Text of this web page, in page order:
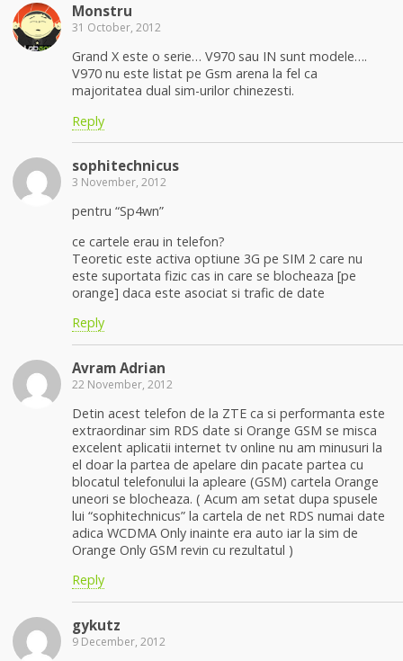
Monstru
31 October, 2012
Grand X este o serie… V970 sau IN sunt modele….
V970 nu este listat pe Gsm arena la fel ca
majoritatea dual sim-urilor chinezesti.
Reply
sophitechnicus
3 November, 2012
pentru “Sp4wn”
ce cartele erau in telefon?
Teoretic este activa optiune 3G pe SIM 2 care nu
este suportata fizic cas in care se blocheaza [pe
orange] daca este asociat si trafic de date
Reply
Avram Adrian
22 November, 2012
Detin acest telefon de la ZTE ca si performanta este
extraordinar sim RDS date si Orange GSM se misca
excelent aplicatii internet tv online nu am minusuri la
el doar la partea de apelare din pacate partea cu
blocatul telefonului la apleare (GSM) cartela Orange
uneori se blocheaza. ( Acum am setat dupa spusele
lui “sophitechnicus” la cartela de net RDS numai date
adica WCDMA Only inainte era auto iar la sim de
Orange Only GSM revin cu rezultatul )
Reply
gykutz
9 December, 2012